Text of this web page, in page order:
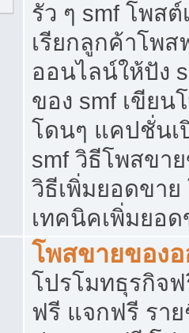
รัว ๆ smf โพส
เรียกลูกค้าโพส
ออนไลน์ให้ปัง
ของ smf เขียน
โดนๆ แคปชั่นเ
smf วิธีโพสขา
วิธีเพิ่มยอดขาย
เทคนิคเพิ่มยอด
โพสขายของ
โปรโมทธุรกิจ
ฟรี แจกฟรี ราย